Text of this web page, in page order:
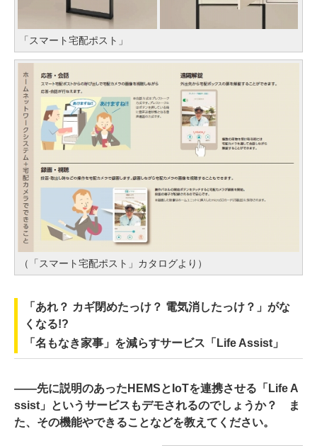
「スマート宅配ポスト」
（「スマート宅配ポスト」カタログより）
「あれ？ カギ閉めたっけ？ 電気消したっけ？」がな
くなる!?
「名もなき家事」を減らすサービス「Life Assist」
――先に説明のあったHEMSとIoTを連携させる「Life A
ssist」というサービスもデモされるのでしょうか？ ま
た、その機能やできることなどを教えてください。